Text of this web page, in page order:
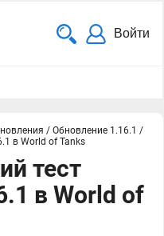
Войти
/ Обновление 1.16.1 /
в World of Tanks
тест
в World of